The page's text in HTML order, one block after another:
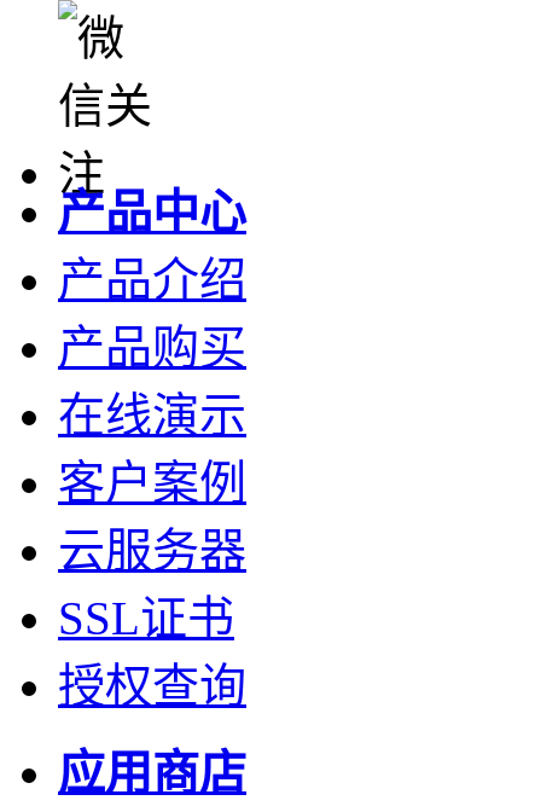
产品中心
产品介绍
产品购买
在线演示
客户案例
云服务器
SSL证书
授权查询
应用商店